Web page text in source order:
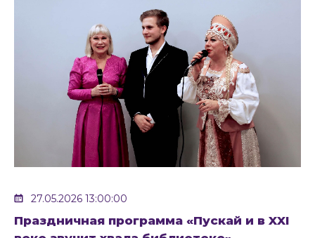
27.05.2026 13:00:00
Праздничная программа «Пускай и в XXI